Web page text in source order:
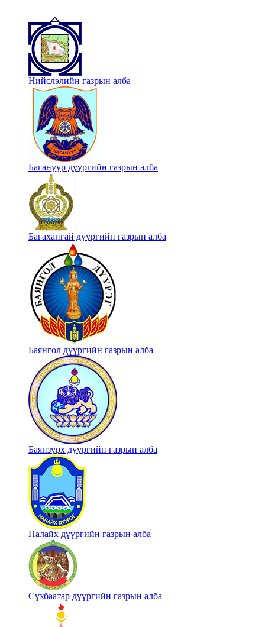
Нийслэлийн газрын алба
Багануур дүүргийн газрын алба
Багахангай дүүргийн газрын алба
Баянгол дүүргийн газрын алба
Баянзүрх дүүргийн газрын алба
Налайх дүүргийн газрын алба
Сүхбаатар дүүргийн газрын алба